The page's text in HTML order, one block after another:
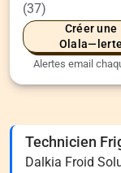
(37)
Créer une
Olala—lerte
Alertes email
Technicien
Dalkia Froid